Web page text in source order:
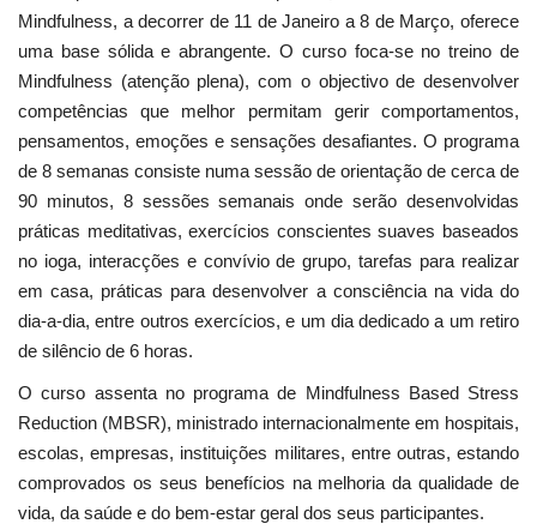
Mindfulness, a decorrer de 11 de Janeiro a 8 de Março, oferece
uma base sólida e abrangente. O curso foca-se no treino de
Mindfulness (atenção plena), com o objectivo de desenvolver
competências que melhor permitam gerir comportamentos,
pensamentos, emoções e sensações desafiantes. O programa
de 8 semanas consiste numa sessão de orientação de cerca de
90 minutos, 8 sessões semanais onde serão desenvolvidas
práticas meditativas, exercícios conscientes suaves baseados
no ioga, interacções e convívio de grupo, tarefas para realizar
em casa, práticas para desenvolver a consciência na vida do
dia-a-dia, entre outros exercícios, e um dia dedicado a um retiro
de silêncio de 6 horas.
O curso assenta no programa de Mindfulness Based Stress
Reduction (MBSR), ministrado internacionalmente em hospitais,
escolas, empresas, instituições militares, entre outras, estando
comprovados os seus benefícios na melhoria da qualidade de
vida, da saúde e do bem-estar geral dos seus participantes.